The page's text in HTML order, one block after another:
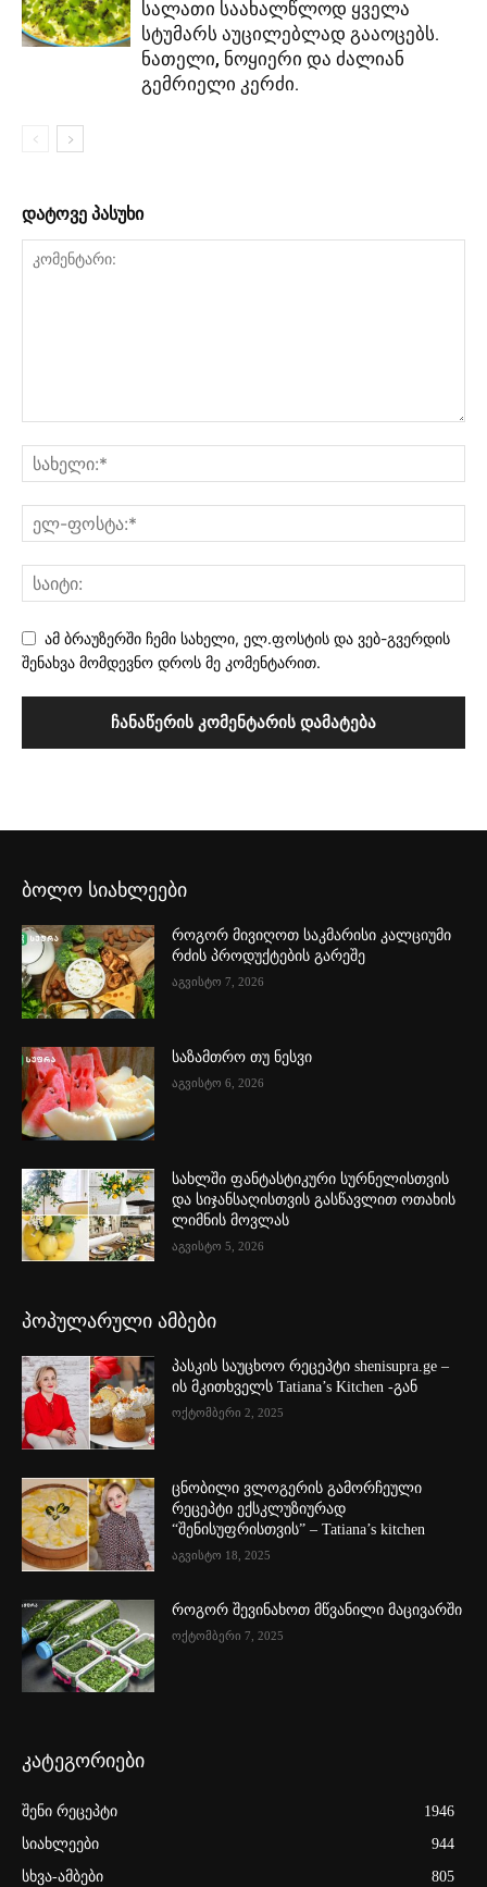
სალათი საახალწლოდ ყველა
სტუმარს აუცილებლად გააოცებს.
ნათელი, ნოყიერი და ძალიან
გემრიელი კერძი.
დატოვე პასუხი
ამ ბრაუზერში ჩემი სახელი, ელ.ფოსტის და ვებ-გვერდის
შენახვა მომდევნო დროს მე კომენტარით.
ბოლო სიახლეები
როგორ მივიღოთ საკმარისი კალციუმი
რძის პროდუქტების გარეშე
აგვისტო 7, 2026
საზამთრო თუ ნესვი
აგვისტო 6, 2026
სახლში ფანტასტიკური სურნელისთვის
და სიჯანსაღისთვის გასწავლით ოთახის
ლიმნის მოვლას
აგვისტო 5, 2026
პოპულარული ამბები
პასკის საუცხოო რეცეპტი shenisupra.ge –
ის მკითხველს Tatiana’s Kitchen -გან
ოქტომბერი 2, 2025
ცნობილი ვლოგერის გამორჩეული
რეცეპტი ექსკლუზიურად
“შენისუფრისთვის” – Tatiana’s kitchen
აგვისტო 18, 2025
როგორ შევინახოთ მწვანილი მაცივარში
ოქტომბერი 7, 2025
კატეგორიები
შენი რეცეპტი
1946
სიახლეები
944
სხვა-ამბები
805